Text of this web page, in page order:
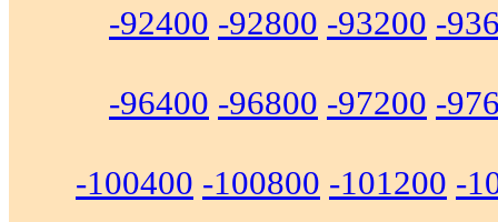
-92400 -92800 -93200 -
-96400 -96800 -97200 -
-100400 -100800 -101200 -